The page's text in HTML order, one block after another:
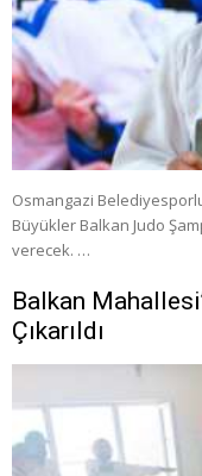
Osmangazi
Büyükler Balkan Judo
verecek. …
Balkan
Çıkarıldı